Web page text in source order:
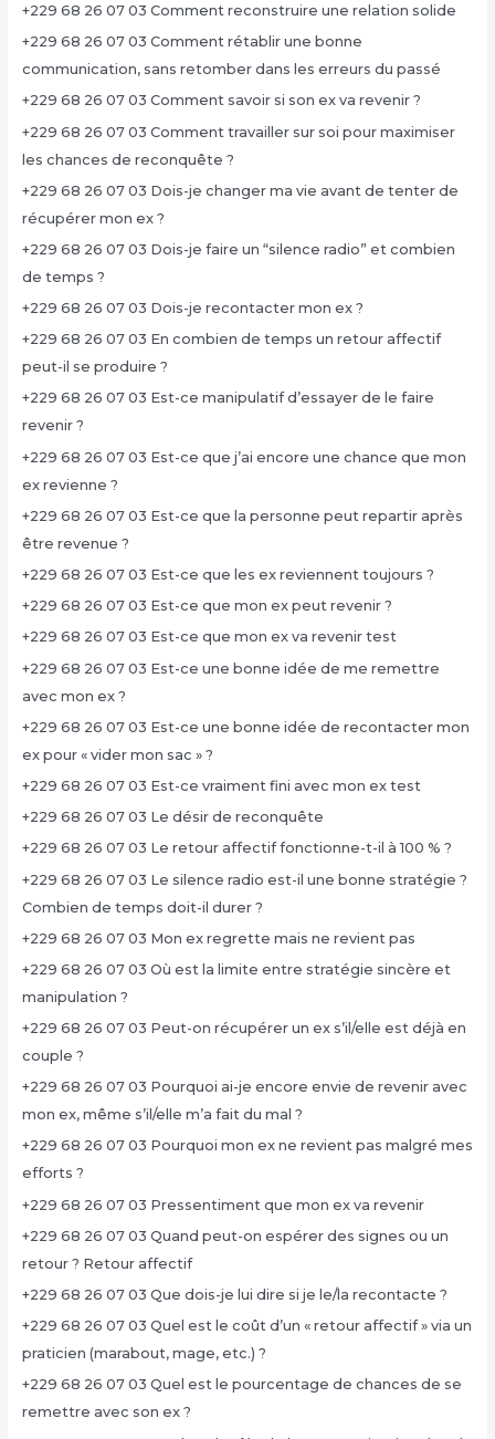
+229 68 26 07 03 Comment reconstruire une relation solide
+229 68 26 07 03 Comment rétablir une bonne
communication, sans retomber dans les erreurs du passé
+229 68 26 07 03 Comment savoir si son ex va revenir ?
+229 68 26 07 03 Comment travailler sur soi pour maximiser
les chances de reconquête ?
+229 68 26 07 03 Dois-je changer ma vie avant de tenter de
récupérer mon ex ?
+229 68 26 07 03 Dois-je faire un “silence radio” et combien
de temps ?
+229 68 26 07 03 Dois-je recontacter mon ex ?
+229 68 26 07 03 En combien de temps un retour affectif
peut-il se produire ?
+229 68 26 07 03 Est-ce manipulatif d’essayer de le faire
revenir ?
+229 68 26 07 03 Est-ce que j’ai encore une chance que mon
ex revienne ?
+229 68 26 07 03 Est-ce que la personne peut repartir après
être revenue ?
+229 68 26 07 03 Est-ce que les ex reviennent toujours ?
+229 68 26 07 03 Est-ce que mon ex peut revenir ?
+229 68 26 07 03 Est-ce que mon ex va revenir test
+229 68 26 07 03 Est-ce une bonne idée de me remettre
avec mon ex ?
+229 68 26 07 03 Est-ce une bonne idée de recontacter mon
ex pour « vider mon sac » ?
+229 68 26 07 03 Est-ce vraiment fini avec mon ex test
+229 68 26 07 03 Le désir de reconquête
+229 68 26 07 03 Le retour affectif fonctionne-t-il à 100 % ?
+229 68 26 07 03 Le silence radio est-il une bonne stratégie ?
Combien de temps doit-il durer ?
+229 68 26 07 03 Mon ex regrette mais ne revient pas
+229 68 26 07 03 Où est la limite entre stratégie sincère et
manipulation ?
+229 68 26 07 03 Peut-on récupérer un ex s’il/elle est déjà en
couple ?
+229 68 26 07 03 Pourquoi ai-je encore envie de revenir avec
mon ex, même s’il/elle m’a fait du mal ?
+229 68 26 07 03 Pourquoi mon ex ne revient pas malgré mes
efforts ?
+229 68 26 07 03 Pressentiment que mon ex va revenir
+229 68 26 07 03 Quand peut-on espérer des signes ou un
retour ? Retour affectif
+229 68 26 07 03 Que dois-je lui dire si je le/la recontacte ?
+229 68 26 07 03 Quel est le coût d’un « retour affectif » via un
praticien (marabout, mage, etc.) ?
+229 68 26 07 03 Quel est le pourcentage de chances de se
remettre avec son ex ?